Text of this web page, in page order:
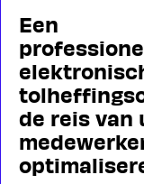
Een
de reis van